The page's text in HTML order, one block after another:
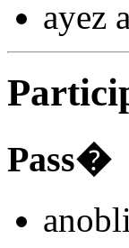
ayez
Pass�
anobli